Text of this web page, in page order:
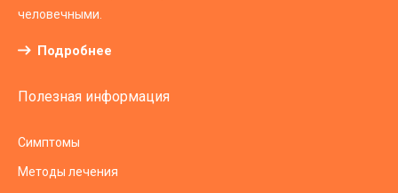
человечными.
Подробнее
Полезная информация
Симптомы
Методы лечения